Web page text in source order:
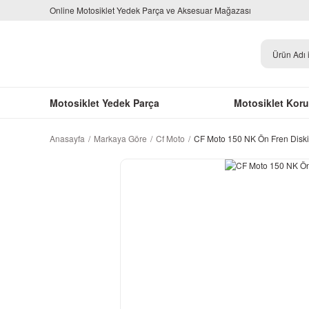
Online Motosiklet Yedek Parça ve Aksesuar Mağazası
Motosiklet Yedek Parça Motosiklet
Anasayfa Markaya Göre Cf Moto CF Moto 150 NK Ön Fren Diski